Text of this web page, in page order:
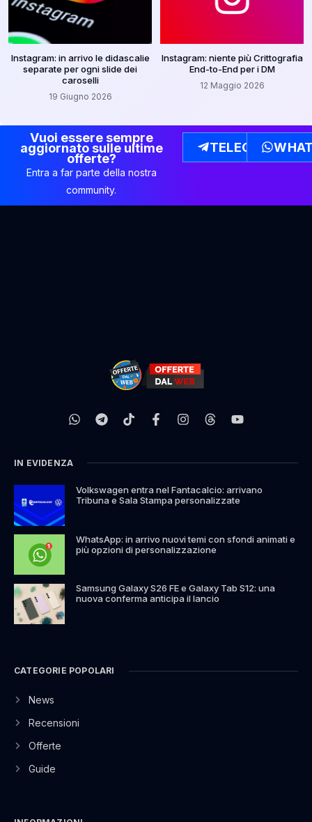
Instagram: in arrivo le didascalie
separate per ogni slide dei
caroselli
19 Giugno 2026
Instagram: niente più Crittografia
End-to-End per i DM
12 Maggio 2026
Vuoi essere sempre
aggiornato sulle ultime
offerte?
Entra a far parte della nostra
community.
TELEGRAM
IN EVIDENZA
Volkswagen entra nel Fantacalcio: arrivano
Tribuna e Sala Stampa personalizzate
WhatsApp: in arrivo nuovi temi con sfondi animati e
più opzioni di personalizzazione
Samsung Galaxy S26 FE e Galaxy Tab S12: una
nuova conferma anticipa il lancio
CATEGORIE POPOLARI
News
Recensioni
Offerte
Guide